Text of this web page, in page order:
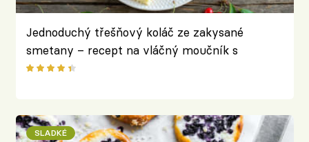
Jednoduchý třešňový koláč ze zakysané
smetany – recept na vláčný moučník s
ovocem
SLADKÉ